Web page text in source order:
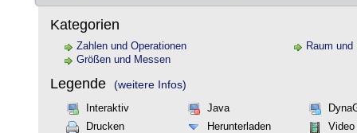
Kategorien
Zahlen und Operationen
Raum und
Größen und Messen
Legende (weitere Infos)
Interaktiv Java
Drucken
Herunterladen Video